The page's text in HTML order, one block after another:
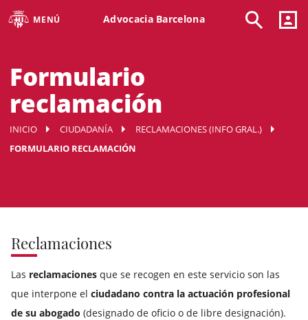
MENÚ Advocacia Barcelona
Formulario
reclamación
INICIO CIUDADANÍA
RECLAMACIONES (INFO GRAL.)
FORMULARIO RECLAMACIÓN
Reclamaciones
Las reclamaciones que se recogen en este servicio son las
que interpone el ciudadano contra la actuación profesional
de su abogado (designado de oficio o de libre designación).